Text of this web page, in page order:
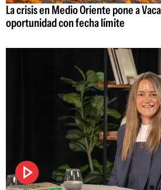
La crisis en Medio Oriente pone a
oportunidad con fecha límite